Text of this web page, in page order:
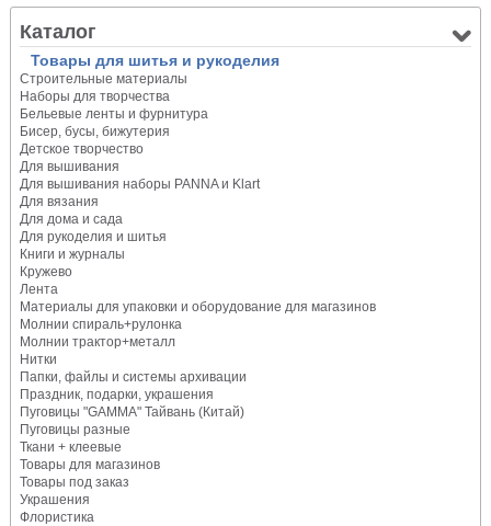
Каталог
Товары для шитья и рукоделия
Строительные материалы
Наборы для творчества
Бельевые ленты и фурнитура
Бисер, бусы, бижутерия
Детское творчество
Для вышивания
Для вышивания наборы PANNA и Klart
Для вязания
Для дома и сада
Для рукоделия и шитья
Книги и журналы
Кружево
Лента
Материалы для упаковки и оборудование для магазинов
Молнии спираль+рулонка
Молнии трактор+металл
Нитки
Папки, файлы и системы архивации
Праздник, подарки, украшения
Пуговицы "GAMMA" Тайвань (Китай)
Пуговицы разные
Ткани + клеевые
Товары для магазинов
Товары под заказ
Украшения
Флористика